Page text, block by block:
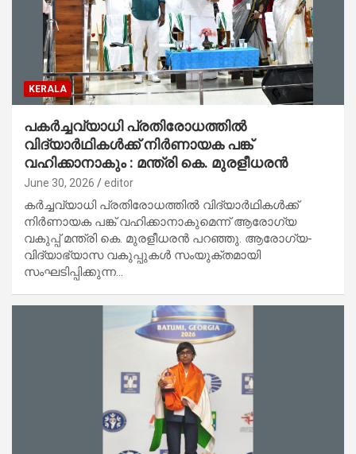
KERALA
പകർച്ചവ്യാധി പ്രതിരോധത്തിൽ
വിദ്യാർഥികൾക്ക് നിർണായക പങ്ക്
വഹിക്കാനാകും : മന്ത്രി കെ. മുരളീധരൻ
June 30, 2026 editor
കർച്ചവ്യാധി പ്രതിരോധത്തിൽ വിദ്യാർഥികൾക്ക്
നിർണായക പങ്ക് വഹിക്കാനാകുമെന്ന് ആരോഗ്യ
വകുപ്പ് മന്ത്രി കെ. മുരളീധരൻ പറഞ്ഞു. ആരോഗ്യ-
വിദ്യാഭ്യാസ വകുപ്പുകൾ സംയുക്തമായി
സംഘടിപ്പിക്കുന്ന…